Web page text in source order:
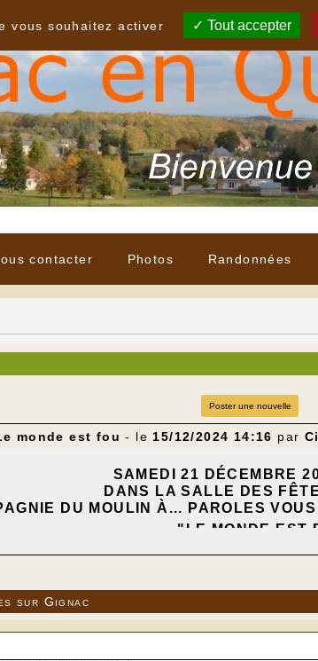
contacter Photos Randonnées
Poster une nouvelle
monde est fou - le 15/12/2024 14:16 par
SAMEDI 21 DÉCEMBRE
DANS LA SALLE DES
DU MOULIN À... PAROLES
"LE MONDE EST
EN SCÈNE ET ÉCLAIRAGE :
sur Gignac
vous souhaitez activer
Tout accepter